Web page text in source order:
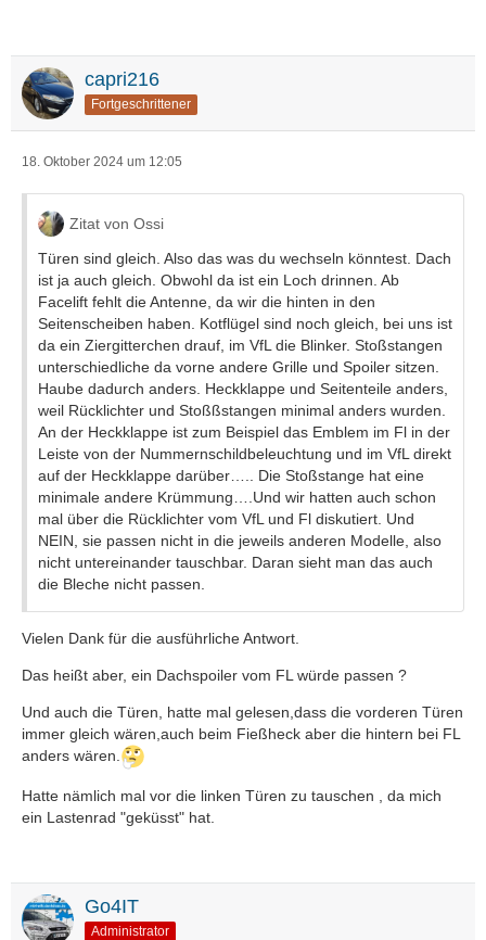
capri216
Fortgeschrittener
18. Oktober 2024 um 12:05
Zitat von Ossi
Türen sind gleich. Also das was du wechseln könntest. Dach
ist ja auch gleich. Obwohl da ist ein Loch drinnen. Ab
Facelift fehlt die Antenne, da wir die hinten in den
Seitenscheiben haben. Kotflügel sind noch gleich, bei uns ist
da ein Ziergitterchen drauf, im VfL die Blinker. Stoßstangen
unterschiedliche da vorne andere Grille und Spoiler sitzen.
Haube dadurch anders. Heckklappe und Seitenteile anders,
weil Rücklichter und Stoßßstangen minimal anders wurden.
An der Heckklappe ist zum Beispiel das Emblem im Fl in der
Leiste von der Nummernschildbeleuchtung und im VfL direkt
auf der Heckklappe darüber….. Die Stoßstange hat eine
minimale andere Krümmung….Und wir hatten auch schon
mal über die Rücklichter vom VfL und Fl diskutiert. Und
NEIN, sie passen nicht in die jeweils anderen Modelle, also
nicht untereinander tauschbar. Daran sieht man das auch
die Bleche nicht passen.
Vielen Dank für die ausführliche Antwort.
Das heißt aber, ein Dachspoiler vom FL würde passen ?
Und auch die Türen, hatte mal gelesen,dass die vorderen Türen
immer gleich wären,auch beim Fießheck aber die hintern bei FL
anders wären.
Hatte nämlich mal vor die linken Türen zu tauschen , da mich
ein Lastenrad "geküsst" hat.
Go4IT
Administrator